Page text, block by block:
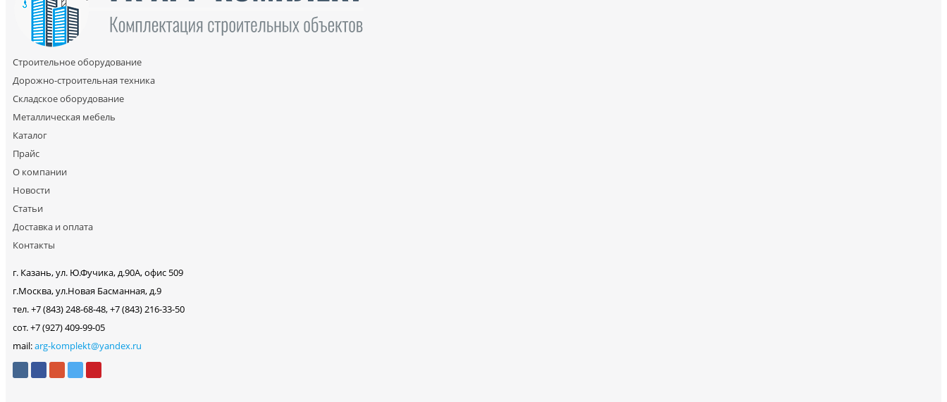
Строительное оборудование
Дорожно-строительная техника
Складское оборудование
Металлическая мебель
Каталог
Прайс
О компании
Новости
Статьи
Доставка и оплата
Контакты
г. Казань, ул. Ю.Фучика, д.90А, офис 509
г.Москва, ул.Новая Басманная, д.9
тел. +7 (843) 248-68-48, +7 (843) 216-33-50
сот. +7 (927) 409-99-05
mail:arg-komplekt@yandex.ru